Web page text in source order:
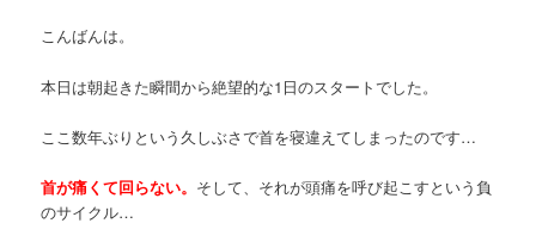
こんばんは。
本日は朝起きた瞬間から絶望的な1日のスタートでした。
ここ数年ぶりという久しぶさで首を寝違えてしまったのです…
首が痛くて回らない。 そして、それが頭痛を呼び起こすという負
のサイクル…